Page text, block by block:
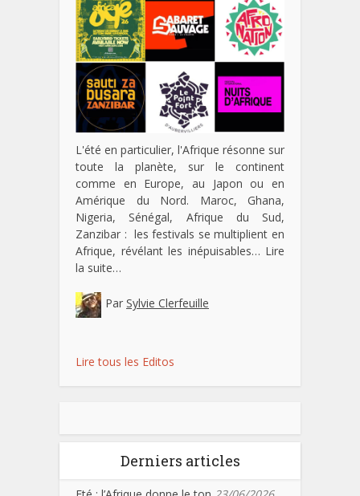
L'été en particulier, l'Afrique résonne sur
toute la planète, sur le continent
comme en Europe, au Japon ou en
Amérique du Nord. Maroc, Ghana,
Nigeria, Sénégal, Afrique du Sud,
Zanzibar : les festivals se multiplient en
Afrique, révélant les inépuisables… Lire
la suite…
Par Sylvie Clerfeuille
Lire tous les Editos
Derniers articles